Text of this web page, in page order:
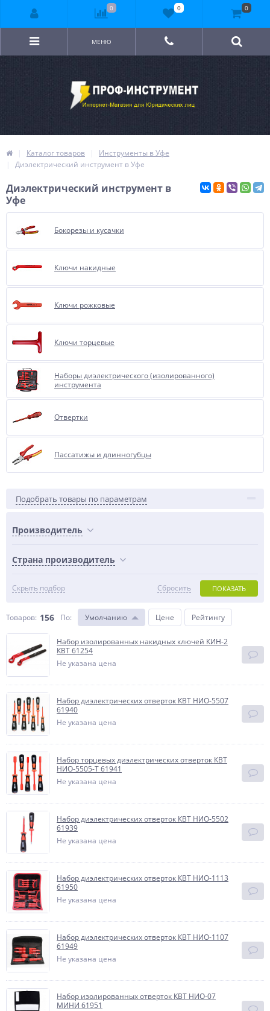
МЕНЮ
Каталог товаров
Инструменты в Уфе
Диэлектрический инструмент в Уфе
Диэлектрический инструмент в
Уфе
Бокорезы и кусачки
Ключи накидные
Ключи рожковые
Ключи торцевые
Наборы диэлектрического (изолированного)
инструмента
Отвертки
Пассатижы и длинногубцы
Подобрать товары по параметрам
Производитель
Страна производитель
Скрыть подбор ПОКАЗАТЬ
Сбросить
Товаров: 156 По: Умолчанию Цене Рейтингу
Набор изолированных накидных ключей КИН-2
КВТ 61254
Не указана цена
Набор диэлектрических отверток КВТ НИО-5507
61940
Не указана цена
Набор торцевых диэлектрических отверток КВТ
НИО-5505-Т 61941
Не указана цена
Набор диэлектрических отверток КВТ НИО-5502
61939
Не указана цена
Набор диэлектрических отверток КВТ НИО-1113
61950
Не указана цена
Набор диэлектрических отверток КВТ НИО-1107
61949
Не указана цена
Набор изолированных отверток КВТ НИО-07
МИНИ 61951
0 0 0